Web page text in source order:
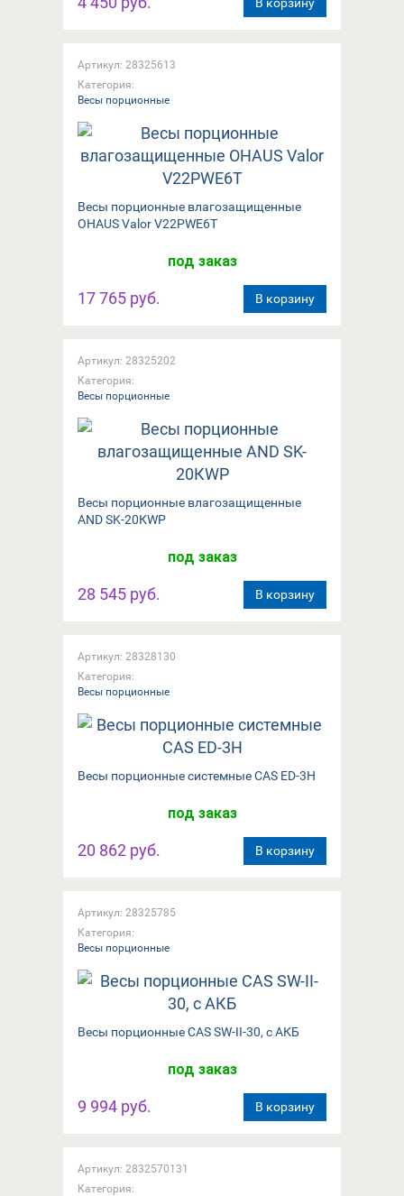
Артикул: 28325613
Категория:
Весы порционные
Весы порционные влагозащищенные
OHAUS Valor V22PWE6T
под заказ
17 765 руб. В корзину
Артикул: 28325202
Категория:
Весы порционные
Вeсы порционные влагозащищенные
AND SK-20КWP
под заказ
28 545 руб. В корзину
Артикул: 28328130
Категория:
Весы порционные
Весы порционные системные CAS ED-3H
под заказ
20 862 руб. В корзину
Артикул: 28325785
Категория:
Весы порционные
Весы порционные CAS SW-II-30, с АКБ
под заказ
9 994 руб. В корзину
Артикул: 2832570131
Категория: